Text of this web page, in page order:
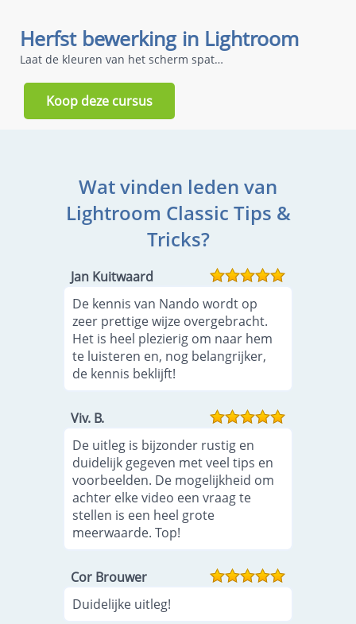
Herfst bewerking in Lightroom
Laat de kleuren van het scherm spatten
Koop deze cursus
Wat vinden leden van
Lightroom Classic Tips &
Tricks?
Jan Kuitwaard
De kennis van Nando wordt op
zeer prettige wijze overgebracht.
Het is heel plezierig om naar hem
te luisteren en, nog belangrijker,
de kennis beklijft!
Viv. B.
De uitleg is bijzonder rustig en
duidelijk gegeven met veel tips en
voorbeelden. De mogelijkheid om
achter elke video een vraag te
stellen is een heel grote
meerwaarde. Top!
Cor Brouwer
Duidelijke uitleg!